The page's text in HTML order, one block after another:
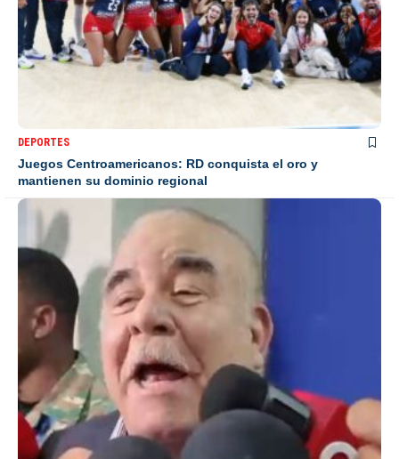
DEPORTES
Juegos Centroamericanos: RD conquista el oro y
mantienen su dominio regional